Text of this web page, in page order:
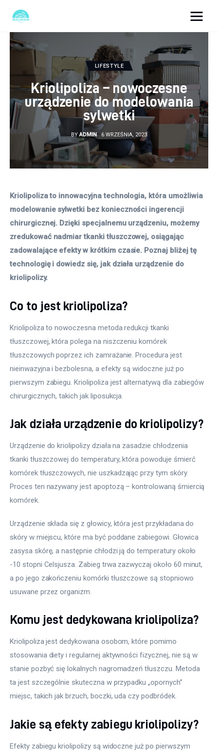
Turystyka
Lifestyle
Dom i ogród
Uroda
Zdrowie
LIFESTYLE
Kriolipoliza – nowoczesne
urządzenie do modelowania
sylwetki
BY ADMIN 6 WRZEŚNIA, 2023
Kriolipoliza to innowacyjna technologia, która umożliwia
modelowanie sylwetki bez konieczności ingerencji
chirurgicznej. Dzięki specjalnemu urządzeniu, możemy
zredukować nadmiar tkanki tłuszczowej, osiągając
zadowalające efekty w krótkim czasie. Poznaj bliżej tę
technologię i dowiedz się, jak działa urządzenie do
kriolipolizy.
Co to jest kriolipoliza?
Kriolipoliza to nowoczesna metoda redukcji tkanki
tłuszczowej, która polega na niszczeniu komórek
tłuszczowych poprzez ich zamrażanie. Procedura jest
nieinwazyjna i bezbolesna, a efekty są widoczne już po
pierwszym zabiegu. Kriolipoliza jest alternatywą dla zabiegów
chirurgicznych, takich jak liposukcja.
Jak działa urządzenie do kriolipolizy?
Urządzenie do kriolipolizy działa na zasadzie chłodzenia
tkanki tłuszczowej do temperatury, która powoduje śmierć
komórek tłuszczowych, nie uszkadzając przy tym skóry.
Proces ten nazywany jest apoptozą – kontrolowaną śmiercią
komórek.
Urządzenie składa się z głowicy, która jest przykładana do
skóry w miejscu, które ma być poddane zabiegowi. Głowica
zasysa skórę, a następnie chłodzi ją do temperatury około
-10 stopni Celsjusza. Zabieg trwa zazwyczaj około 60 minut,
a po jego zakończeniu komórki tłuszczowe są stopniowo
usuwane przez organizm.
Komu jest dedykowana kriolipoliza?
Kriolipoliza jest dedykowana osobom, które pomimo
stosowania diety i regularnej aktywności fizycznej, nie są w
stanie pozbyć się lokalnych nagromadzeń tłuszczu. Metoda
ta jest szczególnie skuteczna w przypadku „opornych”
miejsc, takich jak brzuch, boczki, uda czy podbródek.
Jakie są efekty zabiegu kriolipolizy?
Efekty zabiegu kriolipolizy są widoczne już po pierwszym